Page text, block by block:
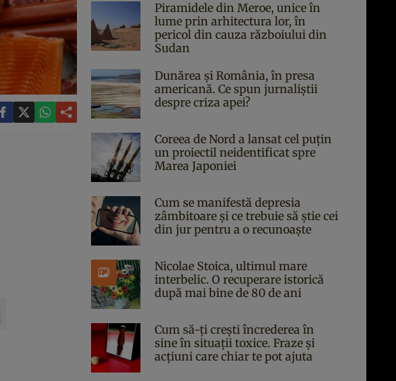
Piramidele din Meroe, unice în
lume prin arhitectura lor, în
pericol din cauza războiului din
Sudan
Dunărea și România, în presa
americană. Ce spun jurnaliștii
despre criza apei?
Coreea de Nord a lansat cel puțin
un proiectil neidentificat spre
Marea Japoniei
Cum se manifestă depresia
zâmbitoare și ce trebuie să știe cei
din jur pentru a o recunoaște
Nicolae Stoica, ultimul mare
interbelic. O recuperare istorică
după mai bine de 80 de ani
Cum să-ți crești încrederea în
sine în situații toxice. Fraze și
acțiuni care chiar te pot ajuta